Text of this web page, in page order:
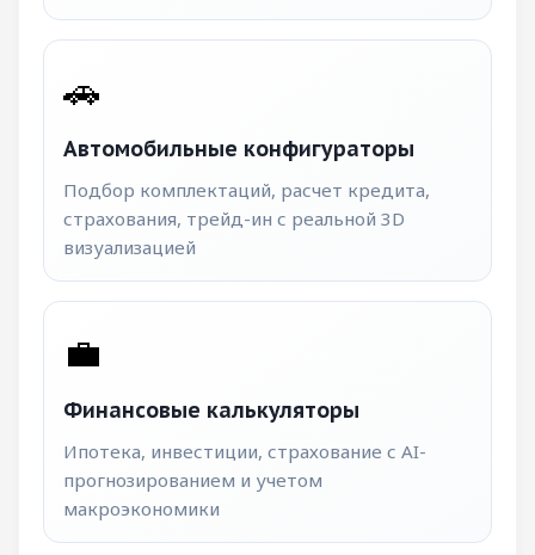
🚗
Автомобильные конфигураторы
Подбор комплектаций, расчет кредита,
страхования, трейд-ин с реальной 3D
визуализацией
💼
Финансовые калькуляторы
Ипотека, инвестиции, страхование с AI-
прогнозированием и учетом
макроэкономики